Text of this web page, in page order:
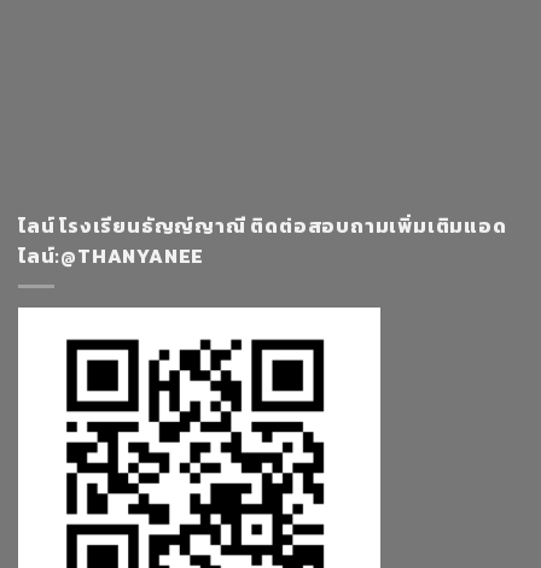
ไลน์ โรงเรียนธัญญ์ญาณี ติดต่อสอบถามเพิ่มเติมแอด
ไลน์:@THANYANEE